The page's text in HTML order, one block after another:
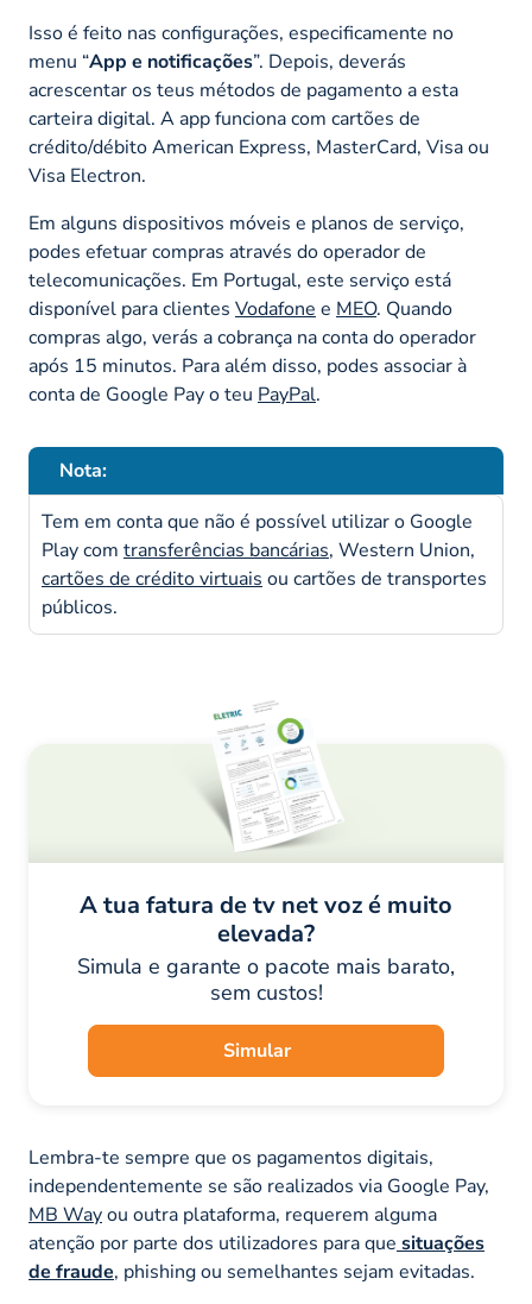
Isso é feito nas configurações, especificamente no
menu “App e notificações”. Depois, deverás
acrescentar os teus métodos de pagamento a esta
carteira digital. A app funciona com cartões de
crédito/débito American Express, MasterCard, Visa ou
Visa Electron.
Em alguns dispositivos móveis e planos de serviço,
podes efetuar compras através do operador de
telecomunicações. Em Portugal, este serviço está
disponível para clientes Vodafone e MEO. Quando
compras algo, verás a cobrança na conta do operador
após 15 minutos. Para além disso, podes associar à
conta de Google Pay o teu PayPal.
Nota:
Tem em conta que não é possível utilizar o Google
Play com transferências bancárias, Western Union,
cartões de crédito virtuais ou cartões de transportes
públicos.
A tua fatura de tv net voz é muito
elevada?
Simula e garante o pacote mais barato,
sem custos!
Simular
Lembra-te sempre que os pagamentos digitais,
independentemente se são realizados via Google Pay,
MB Wayou outra plataforma, requerem alguma
atenção por parte dos utilizadores para que situações
de fraude, phishing ou semelhantes sejam evitadas.